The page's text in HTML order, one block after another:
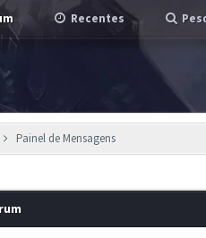
Recentes
Painel de Mensagens